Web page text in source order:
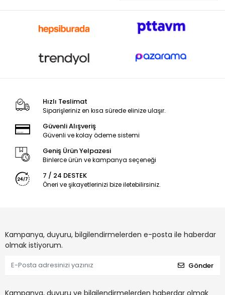
Hızlı Teslimat
Siparişleriniz en kısa sürede elinize ulaşır.
Güvenli Alışveriş
Güvenli ve kolay ödeme sistemi
Geniş Ürün Yelpazesi
Binlerce ürün ve kampanya seçeneği
7 / 24 DESTEK
Öneri ve şikayetlerinizi bize iletebilirsiniz.
Kampanya, duyuru, bilgilendirmelerden e-posta ile haberdar
olmak istiyorum.
Gönder
Kampanya, duyuru ve bilgilendirmelerden haberdar olmak